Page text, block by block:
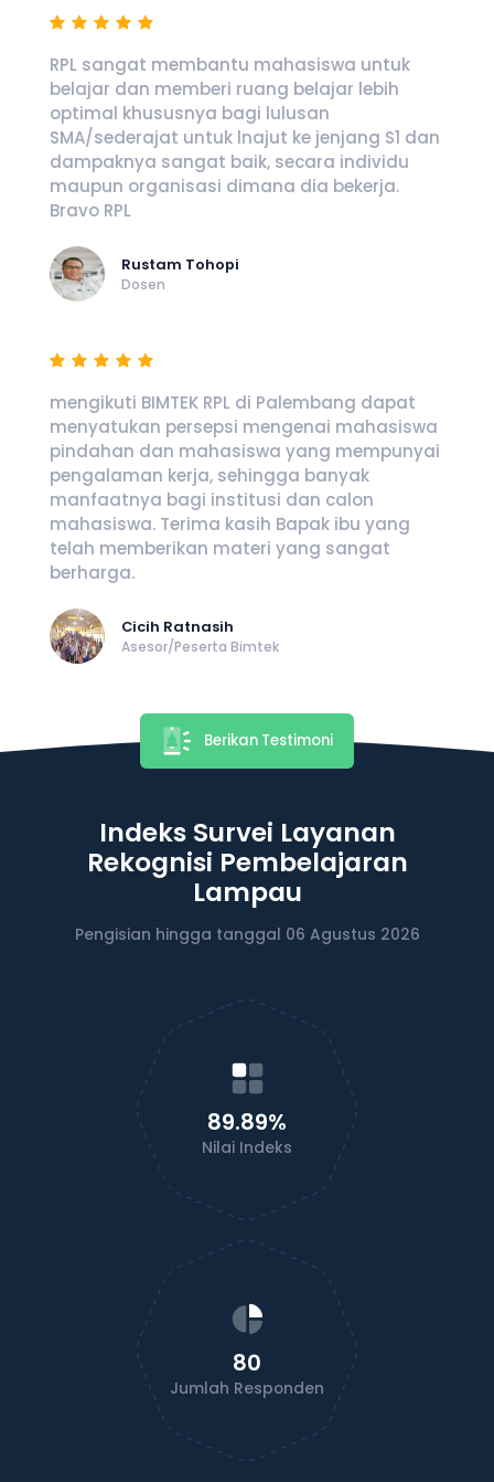
RPL sangat membantu mahasiswa untuk
belajar dan memberi ruang belajar lebih
optimal khususnya bagi lulusan
SMA/sederajat untuk lnajut ke jenjang S1 dan
dampaknya sangat baik, secara individu
maupun organisasi dimana dia bekerja.
Bravo RPL
Rustam Tohopi
Dosen
mengikuti BIMTEK RPL di Palembang dapat
menyatukan persepsi mengenai mahasiswa
pindahan dan mahasiswa yang mempunyai
pengalaman kerja, sehingga banyak
manfaatnya bagi institusi dan calon
mahasiswa. Terima kasih Bapak ibu yang
telah memberikan materi yang sangat
berharga.
Cicih Ratnasih
Asesor/Peserta Bimtek
Berikan Testimoni
Indeks Survei Layanan
Rekognisi Pembelajaran
Lampau
Pengisian hingga tanggal 06 Agustus 2026
89.89%
Nilai Indeks
80
Jumlah Responden